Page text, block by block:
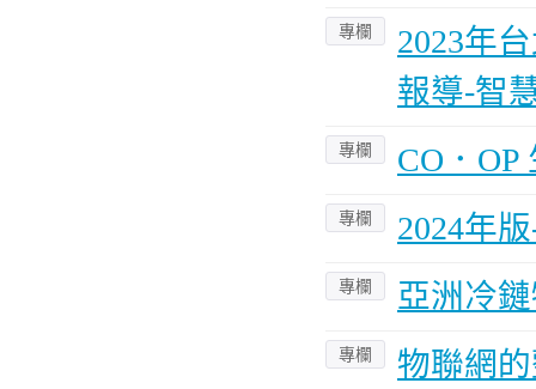
專欄
2023年
報導-智
專欄 CO．
專欄 2024年
專欄 亞洲冷
專欄
物聯網